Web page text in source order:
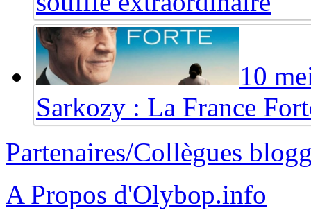
10
Sarkozy : La France
Partenaires/Collègues
A Propos d'Olybop.info